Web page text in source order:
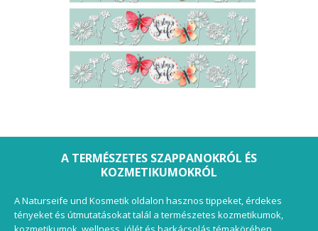
A TERMÉSZETES SZAPPANOKRÓL ÉS
KOZMETIKUMOKRÓL
A Naturseife und Kosmetik oldalon hasznos tippeket, érdekes
tényeket és útmutatásokat talál a természetes kozmetikumok,